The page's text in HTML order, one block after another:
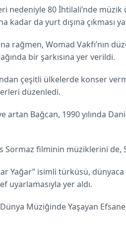
nedeniyle 80 İhtilali’nde müzik
kadar da yurt dışına çıkması
rağmen, Womad Vakfı’nın
bir şarkısına yer verildi.
çeşitli ülkelerde konser
düzenledi.
artan Bağcan, 1990 yılında
Sormaz filminin müziklerini de,
Yağar” isimli türküsü,
uyarlamasıyla yer aldı.
Müziğinde Yaşayan Efsane